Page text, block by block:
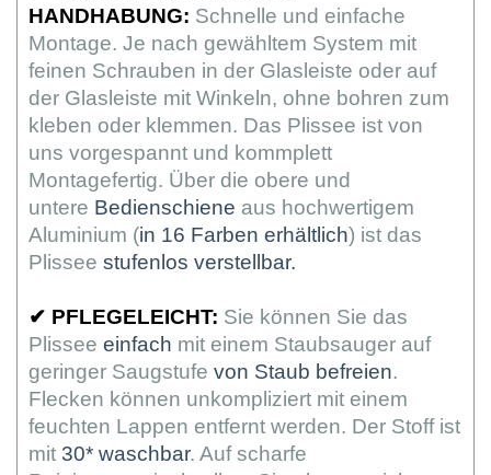
HANDHABUNG: Schnelle und einfache
Montage. Je nach gewähltem System mit
feinen Schrauben in der Glasleiste oder auf
der Glasleiste mit Winkeln, ohne bohren zum
kleben oder klemmen. Das Plissee ist von
uns vorgespannt und kommplett
Montagefertig. Über die obere und
untere Bedienschiene aus hochwertigem
Aluminium (in 16 Farben erhältlich) ist das
Plissee stufenlos verstellbar.
✔ PFLEGELEICHT: Sie können Sie das
Plissee einfach mit einem Staubsauger auf
geringer Saugstufe von Staub befreien.
Flecken können unkompliziert mit einem
feuchten Lappen entfernt werden. Der Stoff ist
mit 30* waschbar. Auf scharfe